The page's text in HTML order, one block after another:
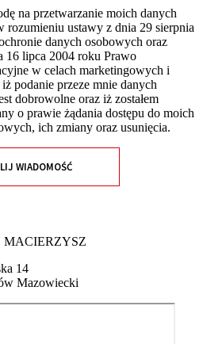
na przetwarzanie moich danych
rozumieniu ustawy z dnia 29 sierpnia
danych osobowych oraz
16 lipca 2004 roku Prawo
w celach marketingowych i
podanie przeze mnie danych
dobrowolne oraz iż zostałem
o prawie żądania dostępu do moich
ich zmiany oraz usunięcia.
WIADOMOŚĆ
14
Mazowiecki